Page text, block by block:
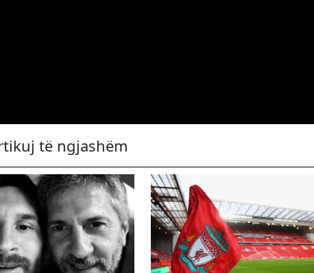
të ngjashëm